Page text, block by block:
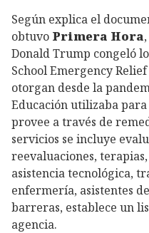
Según explica el
obtuvo Primera Hora
Donald Trump congeló
School Emergency Relief
otorgan desde la
Educación utilizaba
provee a través de
servicios se incluye
reevaluaciones,
asistencia tecnológica,
enfermería, asistentes
barreras, establece un
agencia.